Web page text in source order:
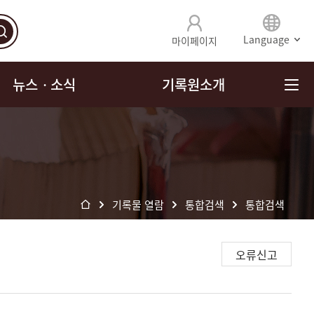
마이페이지 Language
뉴스ㆍ소식 기록원소개
기록물 열람 통합검색 통합검색
오류신고